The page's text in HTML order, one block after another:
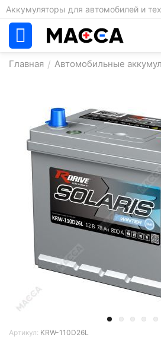
Аккумуляторы для автомобилей и
Главная / Автомобильные
Артикул: KRW-110D26L